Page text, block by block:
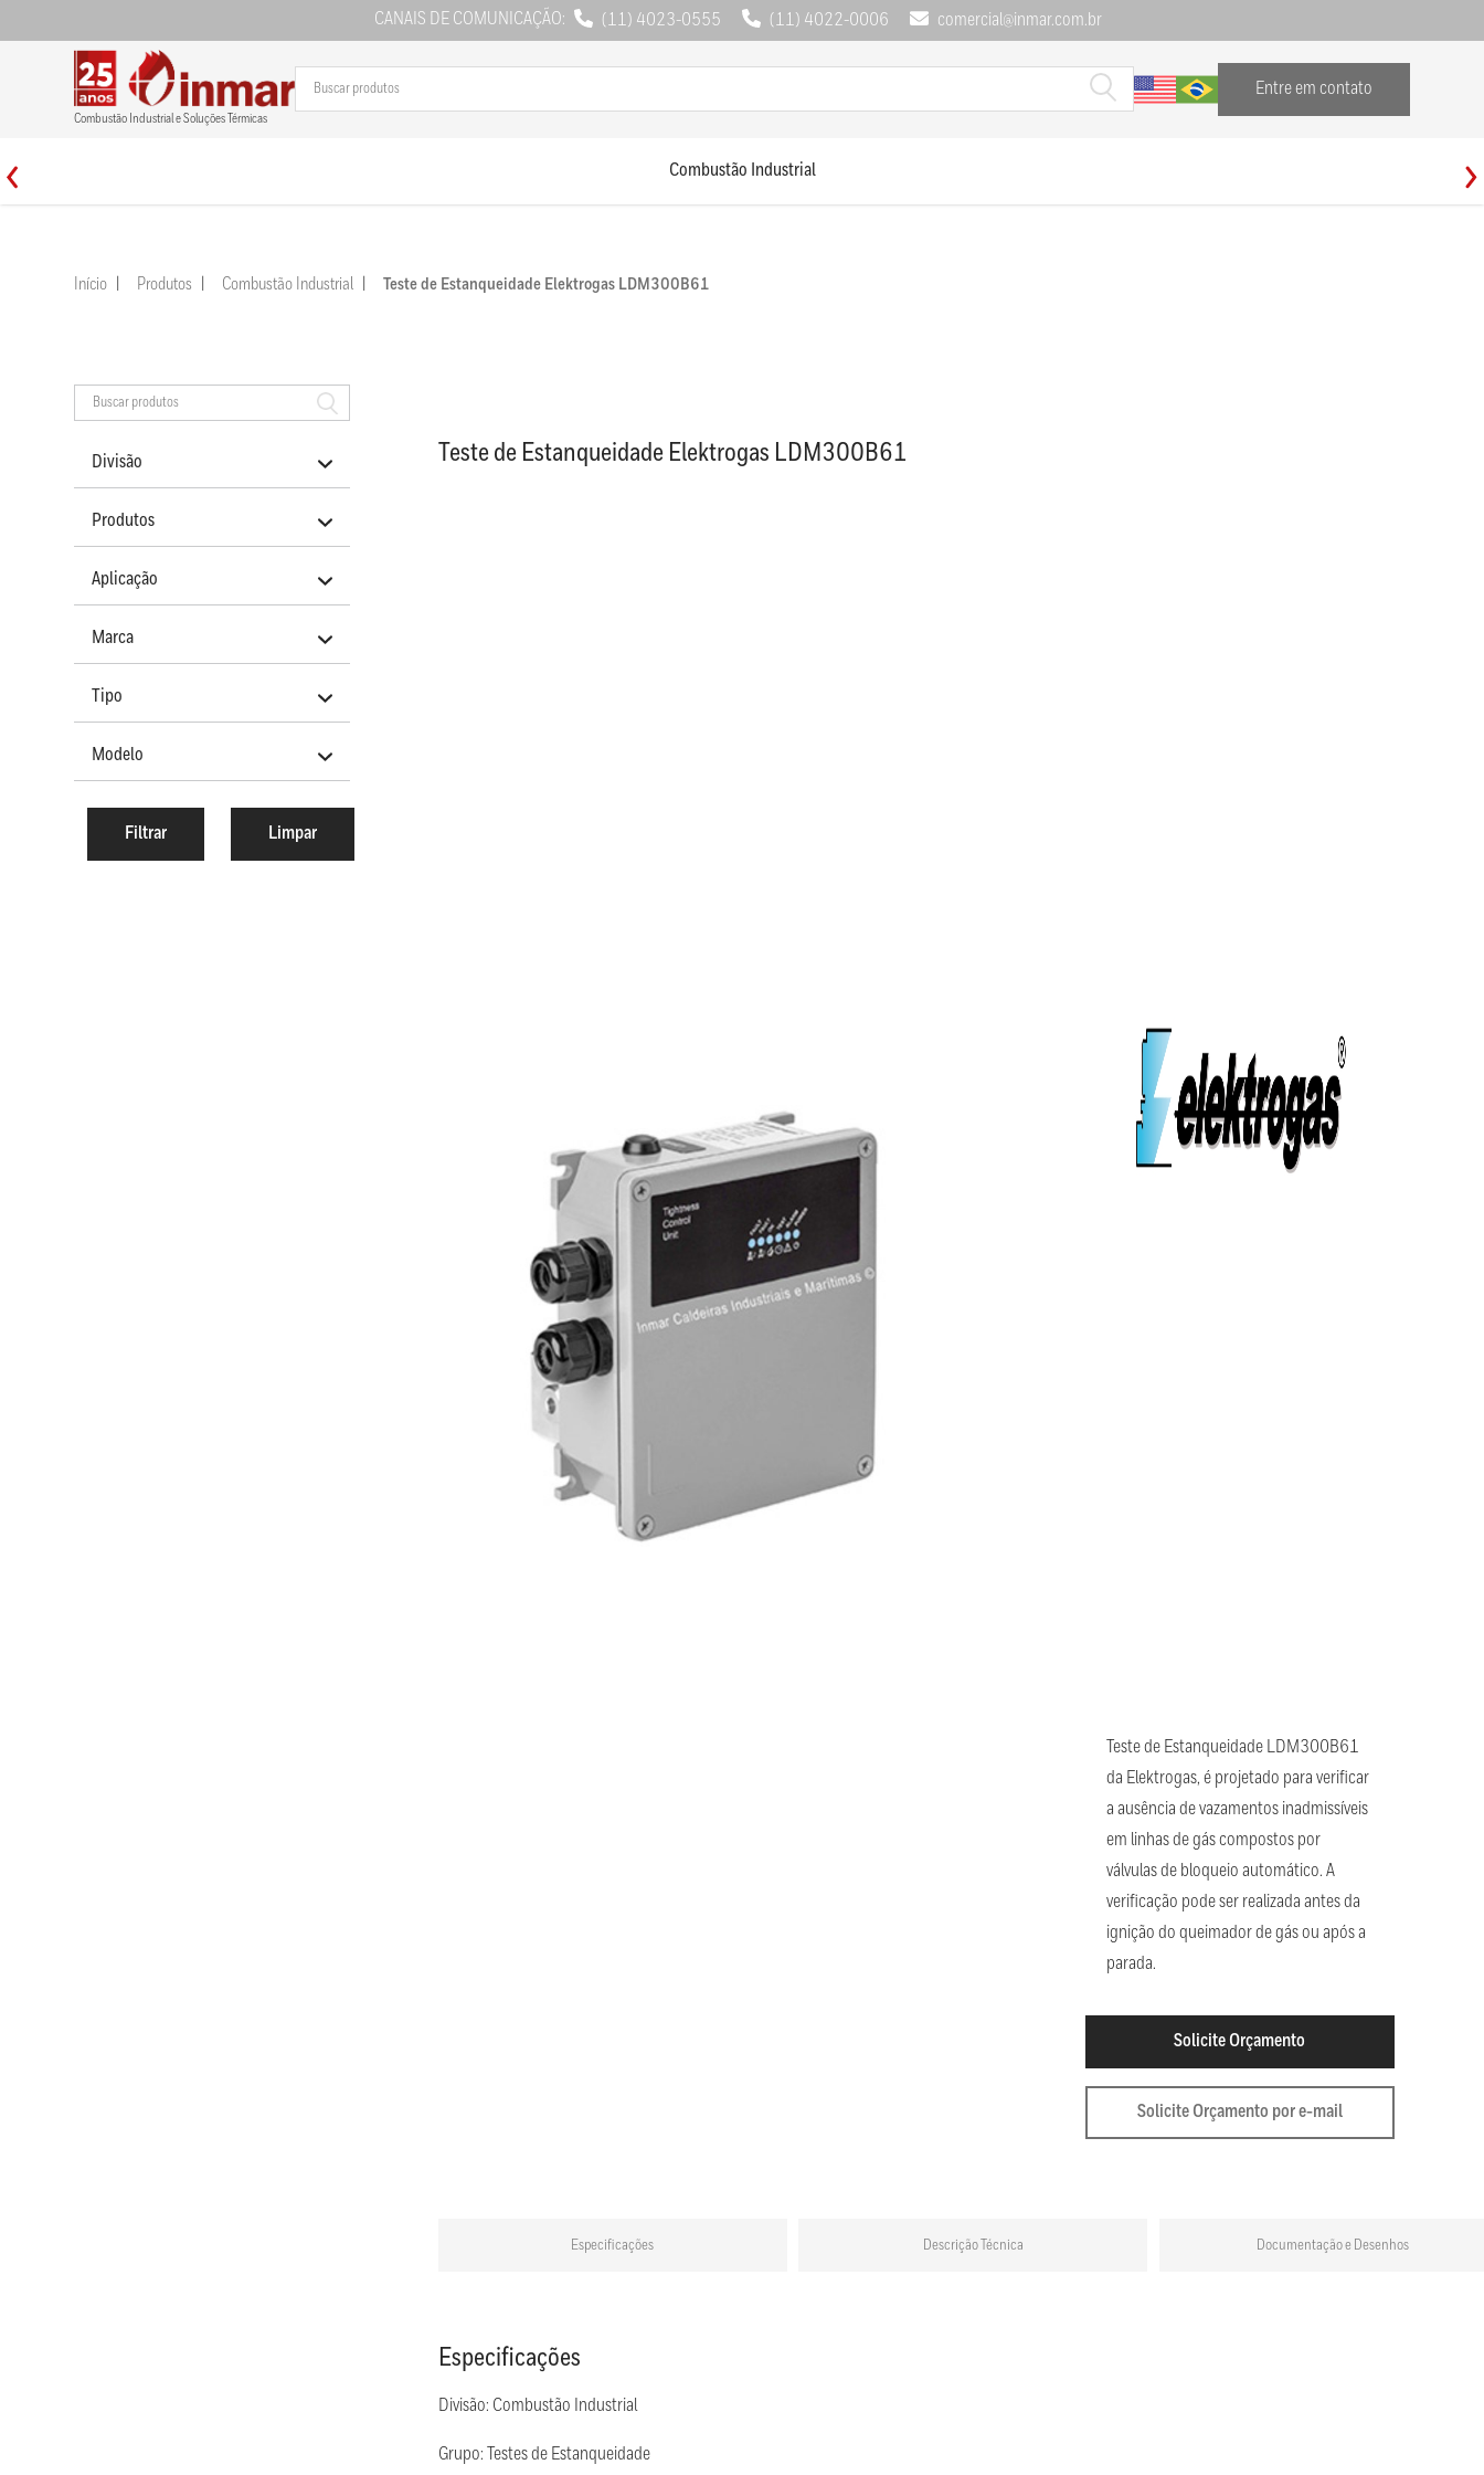
CANAIS DE COMUNICAÇÃO: (11) 4023-0555 (11) 4022-0006 comercial@inmar.com.br
Combustão Industrial e Soluções Térmicas
Entre em contato
Combustão Industrial
Início Produtos Combustão Industrial Teste de Estanqueidade Elektrogas LDM300B61
Divisão
Produtos
Aplicação
Marca
Tipo
Modelo
Teste de Estanqueidade Elektrogas LDM300B61
Teste de Estanqueidade LDM300B61
da Elektrogas, é projetado para verificar
a ausência de vazamentos inadmissíveis
em linhas de gás compostos por
válvulas de bloqueio automático. A
verificação pode ser realizada antes da
ignição do queimador de gás ou após a
parada.
Solicite Orçamento
Solicite Orçamento por e-mail
Especificações Descrição Técnica Documentação e Desenhos
Especificações
Divisão: Combustão Industrial
Grupo: Testes de Estanqueidade